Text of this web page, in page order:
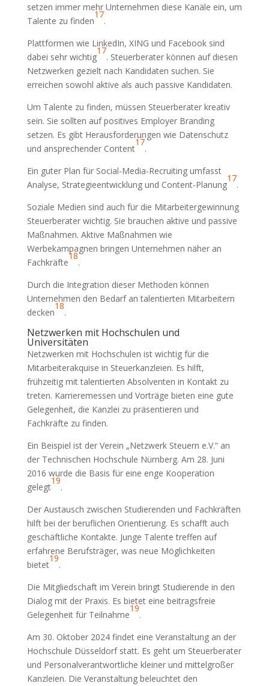
setzen immer mehr Unternehmen diese Kanäle ein, um
Talente zu finden
17
.
Plattformen wie LinkedIn, XING und Facebook sind
dabei sehr wichtig
17
. Steuerberater können auf diesen
Netzwerken gezielt nach Kandidaten suchen. Sie
erreichen sowohl aktive als auch passive Kandidaten.
Um Talente zu finden, müssen Steuerberater kreativ
sein. Sie sollten auf positives Employer Branding
setzen. Es gibt Herausforderungen wie Datenschutz
und ansprechender Content
17
.
Ein guter Plan für Social-Media-Recruiting umfasst
Analyse, Strategieentwicklung und Content-Planung
17
.
Soziale Medien sind auch für die Mitarbeitergewinnung
Steuerberater wichtig. Sie brauchen aktive und passive
Maßnahmen. Aktive Maßnahmen wie
Werbekampagnen bringen Unternehmen näher an
Fachkräfte
18
.
Durch die Integration dieser Methoden können
Unternehmen den Bedarf an talentierten Mitarbeitern
decken
18
.
Netzwerken mit Hochschulen und
Universitäten
Netzwerken mit Hochschulen ist wichtig für die
Mitarbeiterakquise in Steuerkanzleien. Es hilft,
frühzeitig mit talentierten Absolventen in Kontakt zu
treten. Karrieremessen und Vorträge bieten eine gute
Gelegenheit, die Kanzlei zu präsentieren und
Fachkräfte zu finden.
Ein Beispiel ist der Verein „Netzwerk Steuern e.V.“ an
der Technischen Hochschule Nürnberg. Am 28. Juni
2016 wurde die Basis für eine enge Kooperation
gelegt
19
.
Der Austausch zwischen Studierenden und Fachkräften
hilft bei der beruflichen Orientierung. Es schafft auch
geschäftliche Kontakte. Junge Talente treffen auf
erfahrene Berufsträger, was neue Möglichkeiten
bietet
19
.
Die Mitgliedschaft im Verein bringt Studierende in den
Dialog mit der Praxis. Es bietet eine beitragsfreie
Gelegenheit für Teilnahme
19
.
Am 30. Oktober 2024 findet eine Veranstaltung an der
Hochschule Düsseldorf statt. Es geht um Steuerberater
und Personalverantwortliche kleiner und mittelgroßer
Kanzleien. Die Veranstaltung beleuchtet den